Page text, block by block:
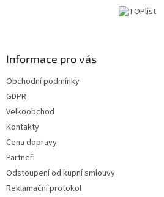
Informace pro vás
Obchodní podmínky
GDPR
Velkoobchod
Kontakty
Cena dopravy
Partneři
Odstoupení od kupní smlouvy
Reklamační protokol